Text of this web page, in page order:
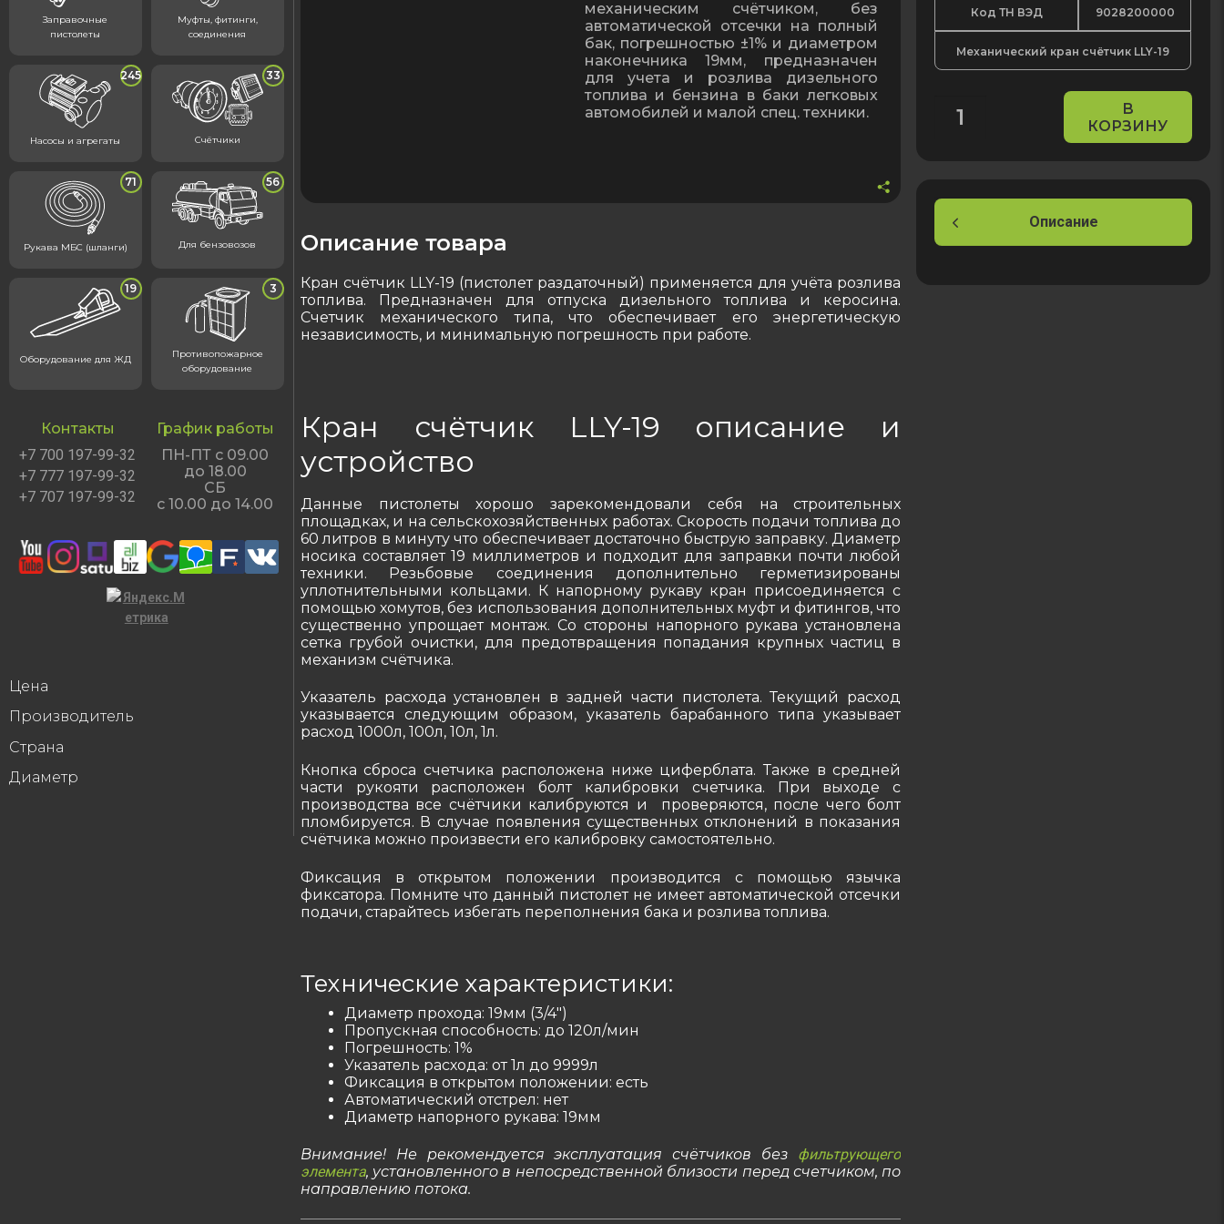
механическим счётчиком, без
автоматической отсечки на полный
бак, погрешностью ±1% и диаметром
наконечника 19мм, предназначен
для учета и розлива дизельного
топлива и бензина в баки легковых
автомобилей и малой спец. техники.
Описание товара
Кран счётчик LLY-19 (пистолет раздаточный) применяется для учёта розлива
топлива. Предназначен для отпуска дизельного топлива и керосина.
Счетчик механического типа, что обеспечивает его энергетическую
независимость, и минимальную погрешность при работе.
Кран счётчик LLY-19 описание и
устройство
Данные пистолеты хорошо зарекомендовали себя на строительных
площадках, и на сельскохозяйственных работах. Скорость подачи топлива до
60 литров в минуту что обеспечивает достаточно быструю заправку. Диаметр
носика составляет 19 миллиметров и подходит для заправки почти любой
техники. Резьбовые соединения дополнительно герметизированы
уплотнительными кольцами. К напорному рукаву кран присоединяется с
помощью хомутов, без использования дополнительных муфт и фитингов, что
существенно упрощает монтаж. Со стороны напорного рукава установлена
сетка грубой очистки, для предотвращения попадания крупных частиц в
механизм счётчика.
Указатель расхода установлен в задней части пистолета. Текущий расход
указывается следующим образом, указатель барабанного типа указывает
расход 1000л, 100л, 10л, 1л.
Кнопка сброса счетчика расположена ниже циферблата. Также в средней
части рукояти расположен болт калибровки счетчика. При выходе с
производства все счётчики калибруются и проверяются, после чего болт
пломбируется. В случае появления существенных отклонений в показания
счётчика можно произвести его калибровку самостоятельно.
Фиксация в открытом положении производится с помощью язычка
фиксатора. Помните что данный пистолет не имеет автоматической отсечки
подачи, старайтесь избегать переполнения бака и розлива топлива.
Технические характеристики:
Диаметр прохода: 19мм (3/4″)
Пропускная способность: до 120л/мин
Погрешность: 1%
Указатель расхода: от 1л до 9999л
Фиксация в открытом положении: есть
Автоматический отстрел: нет
Диаметр напорного рукава: 19мм
Внимание! Не рекомендуется эксплуатация счётчиков без фильтрующего
элемента, установленного в непосредственной близости перед счетчиком, по
направлению потока.
Заправочные
пистолеты
Муфты, фитинги,
соединения
Насосы и агрегаты
245
Счётчики
33
Рукава МБС (шланги)
71
Для бензовозов
56
Оборудование для ЖД
19
Противопожарное
оборудование
3
Контакты
+7 700 197-99-32
+7 777 197-99-32
+7 707 197-99-32
График работы
ПН-ПТ с 09.00
до 18.00
СБ
с 10.00 до 14.00
Цена
Производитель
Страна
Диаметр
Код ТН ВЭД 9028200000
Механический кран счётчик LLY-19
Количество
кран
счётчик
для
В
КОРЗИНУ
Описание